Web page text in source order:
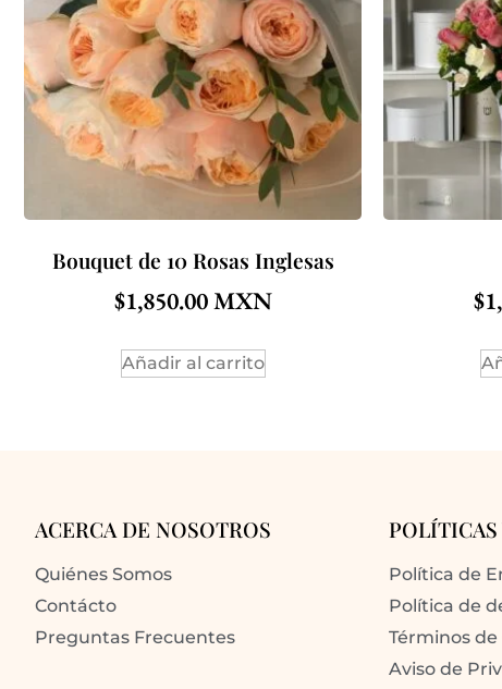
Bouquet de 10 Rosas Inglesas
$1,850.00
Añadir al carrito
$
ACERCA DE NOSOTROS
Quiénes Somos
Contácto
Preguntas Frecuentes
Política de
Política de
Términos de
Aviso de